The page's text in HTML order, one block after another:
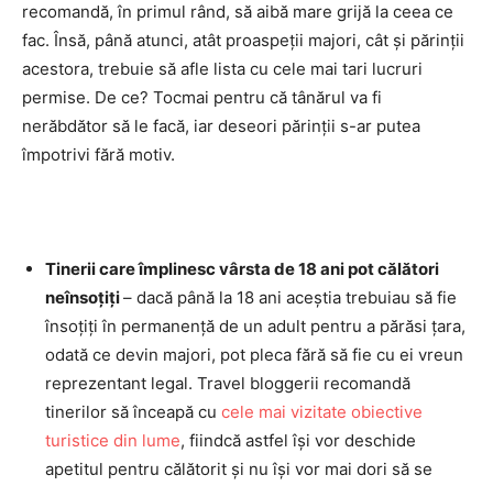
recomandă, în primul rând, să aibă mare grijă la ceea ce
fac. Însă, până atunci, atât proaspeții majori, cât și părinții
acestora, trebuie să afle lista cu cele mai tari lucruri
permise. De ce? Tocmai pentru că tânărul va fi
nerăbdător să le facă, iar deseori părinții s-ar putea
împotrivi fără motiv.
Tinerii care împlinesc vârsta de 18 ani pot călători
neînsoțiți– dacă până la 18 ani aceștia trebuiau să fie
însoțiți în permanență de un adult pentru a părăsi țara,
odată ce devin majori, pot pleca fără să fie cu ei vreun
reprezentant legal. Travel bloggerii recomandă
tinerilor să înceapă cu cele mai vizitate obiective
turistice din lume, fiindcă astfel își vor deschide
apetitul pentru călătorit și nu își vor mai dori să se